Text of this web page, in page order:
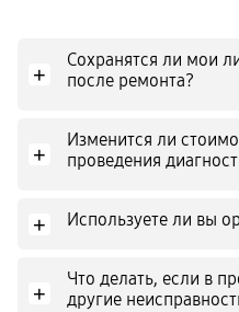
+
Сохранятся ли мои
после ремонта?
+
Изменится ли
проведения
+ Используете ли вы
+
Что делать, если в
другие